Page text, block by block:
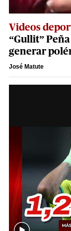
Videos
“Gullit”
generar
José Matute